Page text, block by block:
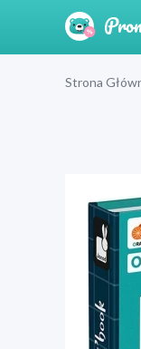
Strona